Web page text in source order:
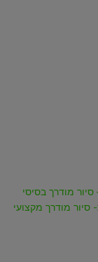
מודרך בסיסי
סיור מודרך מקצועי